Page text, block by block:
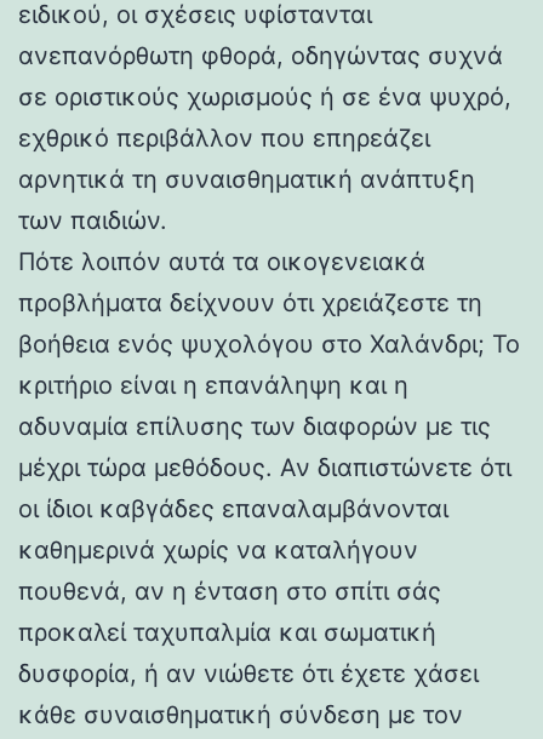
ειδικού, οι σχέσεις υφίστανται
ανεπανόρθωτη φθορά, οδηγώντας συχνά
σε οριστικούς χωρισμούς ή σε ένα ψυχρό,
εχθρικό περιβάλλον που επηρεάζει
αρνητικά τη συναισθηματική ανάπτυξη
των παιδιών.
Πότε λοιπόν αυτά τα οικογενειακά
προβλήματα δείχνουν ότι χρειάζεστε τη
βοήθεια ενός ψυχολόγου στο Χαλάνδρι; Το
κριτήριο είναι η επανάληψη και η
αδυναμία επίλυσης των διαφορών με τις
μέχρι τώρα μεθόδους. Αν διαπιστώνετε ότι
οι ίδιοι καβγάδες επαναλαμβάνονται
καθημερινά χωρίς να καταλήγουν
πουθενά, αν η ένταση στο σπίτι σάς
προκαλεί ταχυπαλμία και σωματική
δυσφορία, ή αν νιώθετε ότι έχετε χάσει
κάθε συναισθηματική σύνδεση με τον